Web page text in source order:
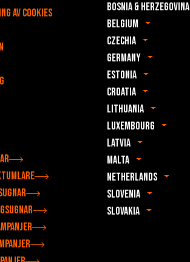
av cookies
Bosnia & Herzegovina
Belgium
Czechia
Germany
Estonia
Croatia
Lithuania
Luxembourg
Latvia
Malta
Netherlands
Slovenia
Slovakia